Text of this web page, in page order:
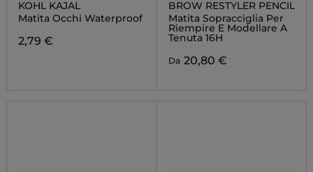
KOHL KAJAL
Matita Occhi Waterproof
2,79 €
BROW RESTYLER PENCIL
Matita Sopracciglia Per
Riempire E Modellare A
Tenuta 16H
Da 20,80 €